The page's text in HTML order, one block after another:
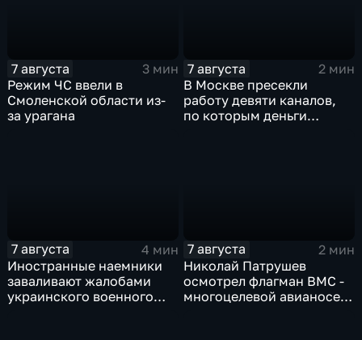
7 августа
3 мин
Режим ЧС ввели в
Смоленской области из-
за урагана
7 августа
2 мин
В Москве пресекли
работу девяти каналов,
по которым деньги
7 августа
4 мин
Иностранные наемники
заваливают жалобами
украинского военного
7 августа
2 мин
Николай Патрушев
осмотрел флагман ВМС -
многоцелевой авианосец